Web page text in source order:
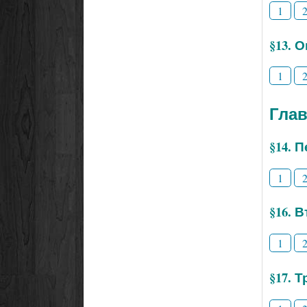
1 2
§13.
1 2
§14.
1 2
§16.
1 2
§17.